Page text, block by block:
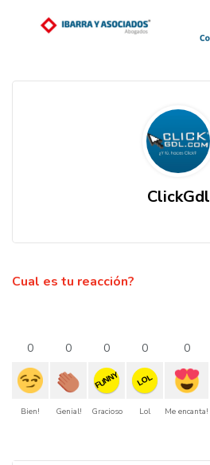
ClickGdl
Cual es tu reacción?
0
Bien!
0
Genial!
0
FUNNY
Gracioso
0
LOL
Lol
0
Me encanta!